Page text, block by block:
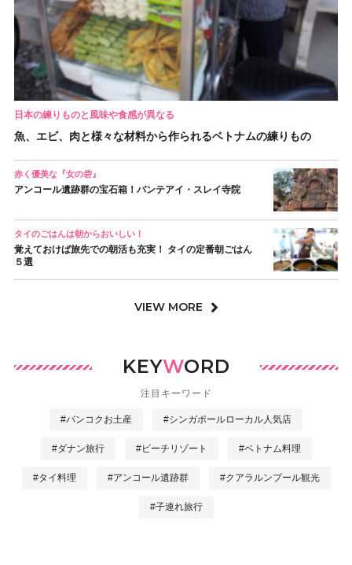
日本の練りものと風味や食感が異なる
魚、エビ、肉と様々な材料から作られるベトナムの練りもの
赤く優美な『女の砦』
アンコール遺跡群の宝石箱！バンテアイ・スレイ寺院
タイのごはんは朝からおいしい！
覚えておけば旅先での朝活も充実！ タイの定番朝ごはん
５選
VIEW MORE
KEYWORD
注目キーワード
#バンコクお土産 #シンガポールローカル人気店
#ダナン旅行 #ビーチリゾート #ベトナム料理
#タイ料理 #アンコール遺跡群 #クアラルンプール観光
#子連れ旅行